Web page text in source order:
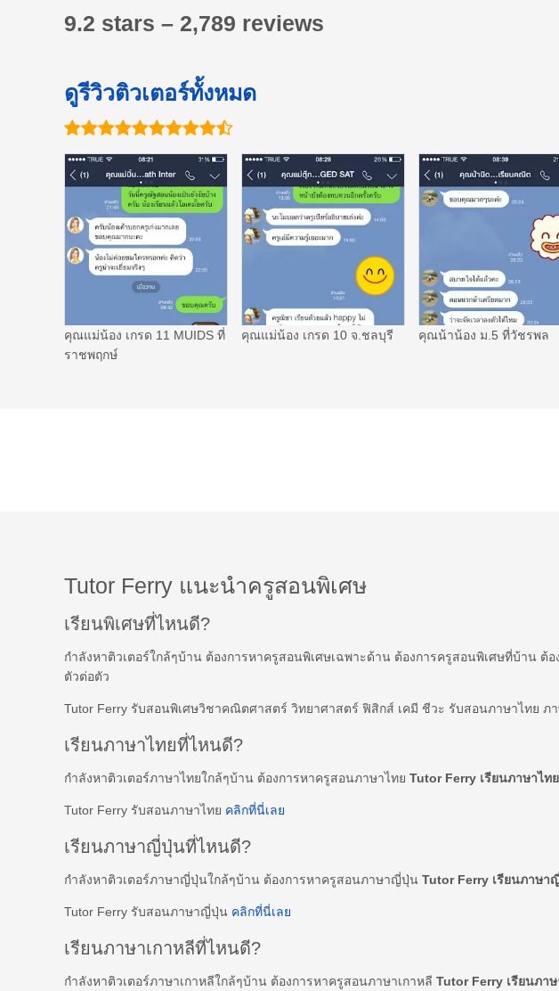
9.2 stars – 2,789 reviews
ดูรีวิวติวเตอร์ทั้งหมด
คุณแม่น้อง เกรด 11 MUIDS ที่
ราชพฤกษ์
คุณแม่น้อง เกรด 10 จ.ชลบุรี คุณน้าน้อง ม.5 ที่วัชรพล
Tutor Ferry แนะนำครูสอนพิเศษ
เรียนพิเศษที่ไหนดี?
กำลังหาติวเตอร์ใกล้ๆบ้าน ต้องการหาครูสอนพิเศษเฉพาะด้าน ต้องการครูสอนพิเศษที่บ้าน ต้
ตัวต่อตัว
Tutor Ferry รับสอนพิเศษวิชาคณิตศาสตร์ วิทยาศาสตร์ ฟิสิกส์ เคมี ชีวะ รับสอนภาษาไทย
เรียนภาษาไทยที่ไหนดี?
กำลังหาติวเตอร์ภาษาไทยใกล้ๆบ้าน ต้องการหาครูสอนภาษาไทย Tutor Ferry เรียนภาษาไท
Tutor Ferry รับสอนภาษาไทย คลิกที่นี่เลย
เรียนภาษาญี่ปุ่นที่ไหนดี?
กำลังหาติวเตอร์ภาษาญี่ปุ่นใกล้ๆบ้าน ต้องการหาครูสอนภาษาญี่ปุ่น Tutor Ferry เรียนภาษ
Tutor Ferry รับสอนภาษาญี่ปุ่น คลิกที่นี่เลย
เรียนภาษาเกาหลีที่ไหนดี?
กำลังหาติวเตอร์ภาษาเกาหลีใกล้ๆบ้าน ต้องการหาครูสอนภาษาเกาหลี Tutor Ferry เรียนภา